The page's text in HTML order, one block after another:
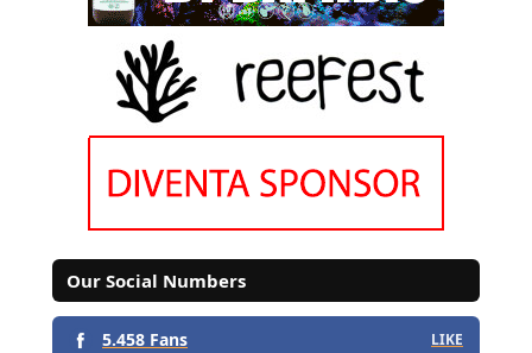
Our Social Numbers
5.458 Fans LIKE